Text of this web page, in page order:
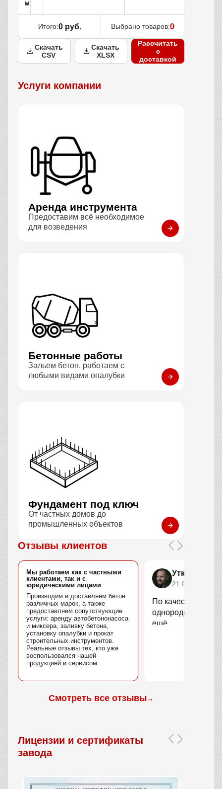
м
Итого:0 руб. Выбрано товаров:0
Скачать
CSV
Скачать
XLSX
Рассчитать
с
доставкой
Услуги компании
Аренда инструмента
Предоставим всё необходимое
для возведения
Бетонные работы
Зальем бетон, работаем с
любыми видами опалубки
Фундамент под ключ
От частных домов до
промышленных объектов
Отзывы клиентов
Мы работаем как с частными
клиентами, так и с
юридическими лицами
Производим и доставляем бетон
различных марок, а также
предоставляем сопутствующие
услуги: аренду автобетононасоса
и миксера, заливку бетона,
установку опалубки и прокат
строительных инструментов.
Реальные отзывы тех, кто уже
воспользовался нашей
продукцией и сервисом.
Уткин
21.04.2025
По качеству
однородный, без
ещё.
Смотреть все отзывы→
Лицензии и сертификаты
завода